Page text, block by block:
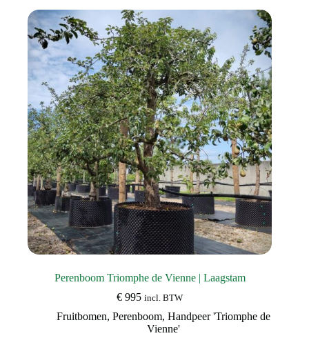
variaties.
Deze
optie
kan
gekozen
worden
op
de
productpagina
Perenboom Triomphe de Vienne | Laagstam
€ 995 incl. BTW
Fruitbomen,Perenboom,Handpeer 'Triomphe de
Vienne'